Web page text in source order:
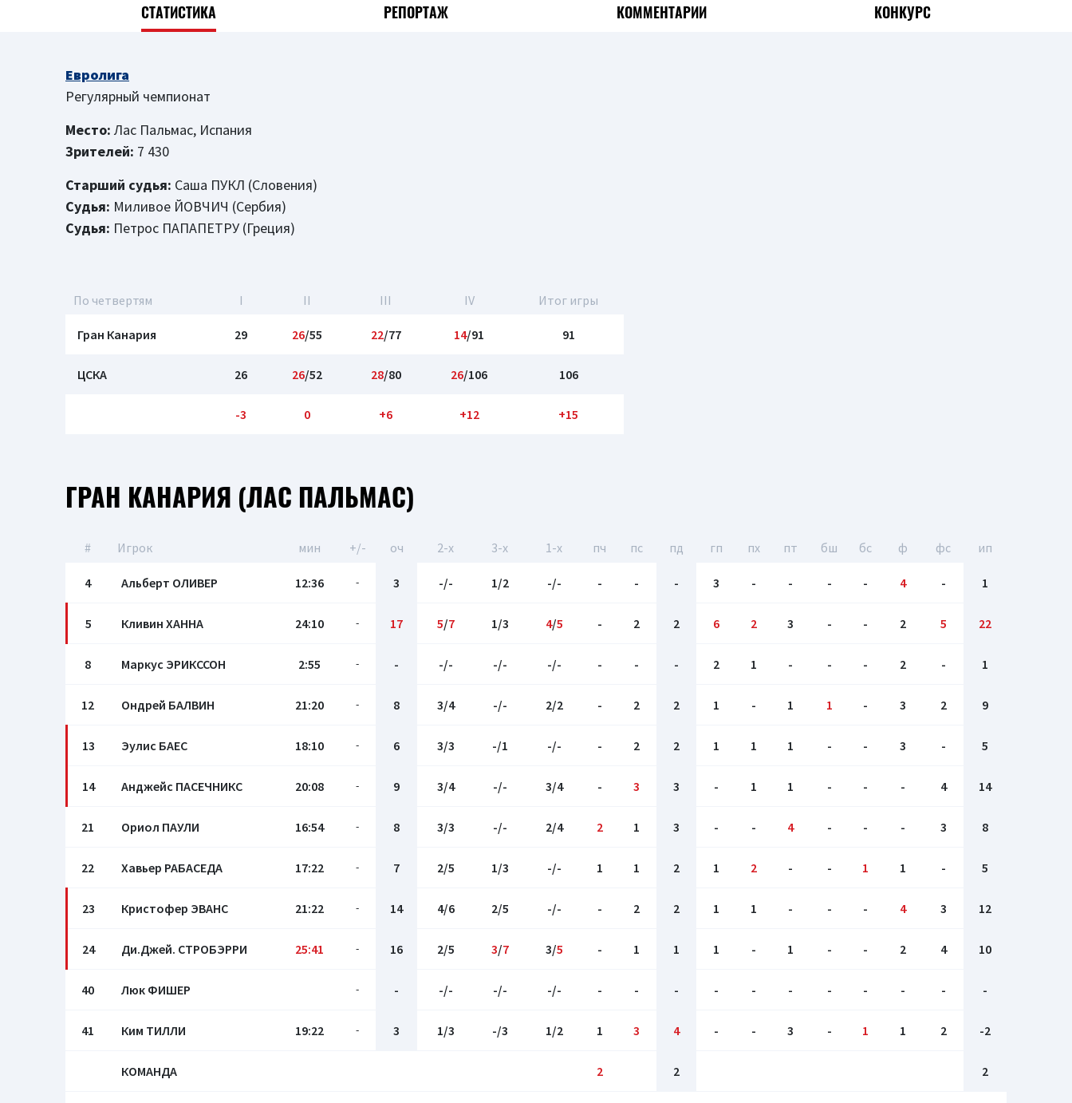
СТАТИСТИКА РЕПОРТАЖ КОММЕНТАРИИ КОНКУРС
Евролига
Регулярный чемпионат
Место: Лас Пальмас, Испания
Зрителей: 7 430
Старший судья: Саша ПУКЛ (Словения)
Судья: Миливое ЙОВЧИЧ (Сербия)
Судья: Петрос ПАПАПЕТРУ (Греция)
По четвертям I II III IV Итог игры
Гран Канария 29 26/55 22/77 14/91 91
ЦСКА 26 26/52 28/80 26/106 106
-3 0 +6 +12 +15
ГРАН КАНАРИЯ (ЛАС ПАЛЬМАС)
# Игрок мин +/- оч 2-x 3-x 1-x пч пс пд гп пх пт бш бc ф фс ип
4 Альберт ОЛИВЕР 12:36 - 3 -/- 1/2 -/- - - - 3 - - - - 4 - 1
5 Кливин ХАННА 24:10 - 17 5/7 1/3 4/5 - 2 2 6 2 3 - - 2 5 22
8 Маркус ЭРИКССОН 2:55 - - -/- -/- -/- - - - 2 1 - - - 2 - 1
12 Ондрей БАЛВИН 21:20 - 8 3/4 -/- 2/2 - 2 2 1 - 1 1 - 3 2 9
13 Эулис БАЕС 18:10 - 6 3/3 -/1 -/- - 2 2 1 1 1 - - 3 - 5
14 Анджейс ПАСЕЧНИКС 20:08 - 9 3/4 -/- 3/4 - 3 3 - 1 1 - - - 4 14
21 Ориол ПАУЛИ 16:54 - 8 3/3 -/- 2/4 2 1 3 - - 4 - - - 3 8
22 Хавьер РАБАСЕДА 17:22 - 7 2/5 1/3 -/- 1 1 2 1 2 - - 1 1 - 5
23 Кристофер ЭВАНС 21:22 - 14 4/6 2/5 -/- - 2 2 1 1 - - - 4 3 12
24 Ди.Джей. СТРОБЭРРИ 25:41 - 16 2/5 3/7 3/5 - 1 1 1 - 1 - - 2 4 10
40 Люк ФИШЕР - - -/- -/- -/- - - - - - - - - - - -
41 Ким ТИЛЛИ 19:22 - 3 1/3 -/3 1/2 1 3 4 - - 3 - 1 1 2 -2
КОМАНДА 2 2 2